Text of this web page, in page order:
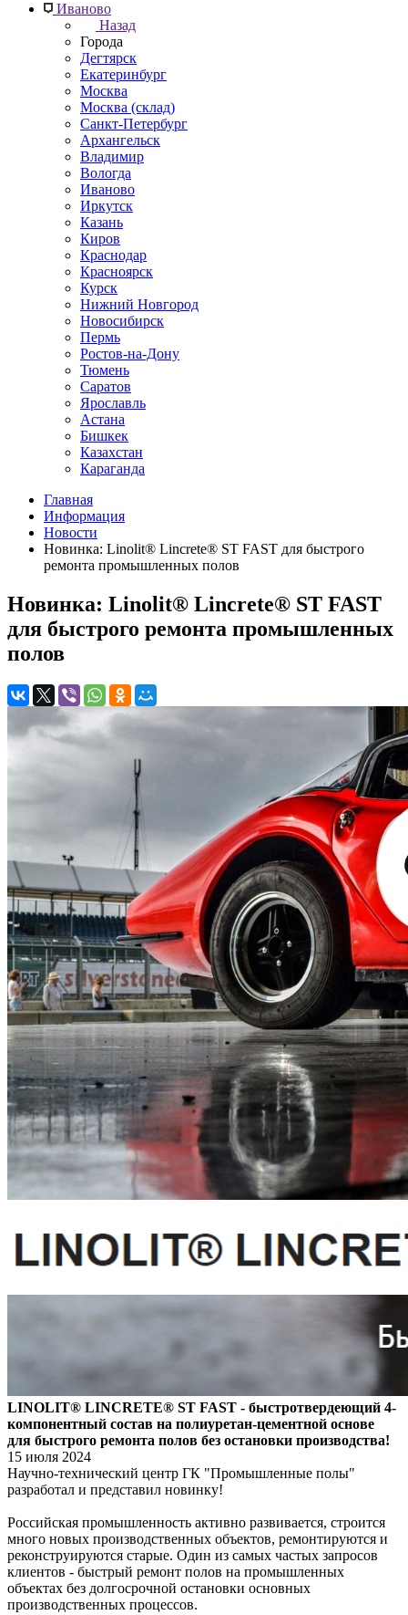
Иваново
Назад
Города
Дегтярск
Екатеринбург
Москва
Москва (склад)
Санкт-Петербург
Архангельск
Владимир
Вологда
Иваново
Иркутск
Казань
Киров
Краснодар
Красноярск
Курск
Нижний Новгород
Новосибирск
Пермь
Ростов-на-Дону
Тюмень
Саратов
Ярославль
Астана
Бишкек
Казахстан
Караганда
Главная
Информация
Новости
Новинка: Linolit® Lincrete® ST FAST для быстрого
ремонта промышленных полов
Новинка: Linolit® Lincrete® ST FAST
для быстрого ремонта промышленных
полов
LINOLIT® LINCRETE® ST FAST - быстротвердеющий 4-
компонентный состав на полиуретан-цементной основе
для быстрого ремонта полов без остановки производства!
15 июля 2024
Научно-технический центр ГК "Промышленные полы"
разработал и представил новинку!
Российская промышленность активно развивается, строится
много новых производственных объектов, ремонтируются и
реконструируются старые. Один из самых частых запросов
клиентов - быстрый ремонт полов на промышленных
объектах без долгосрочной остановки основных
производственных процессов.